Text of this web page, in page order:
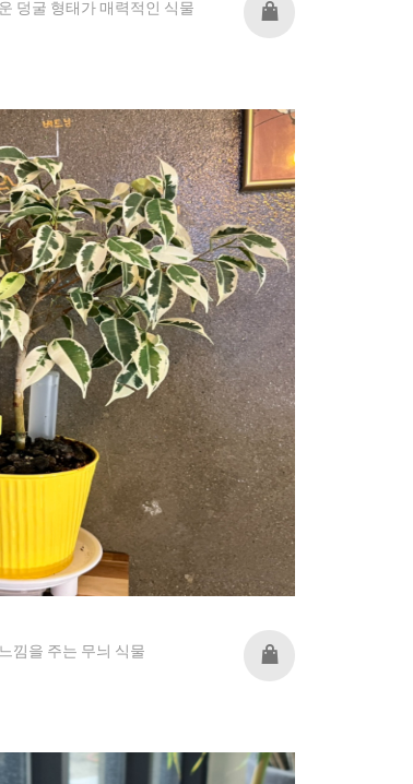
덩굴 형태가 매력적인 식물
낌을 주는 무늬 식물